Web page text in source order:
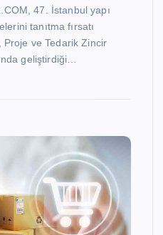
47. İstanbul yapı
tanıtma fırsatı
ve Tedarik Zincir
geliştirdiği…